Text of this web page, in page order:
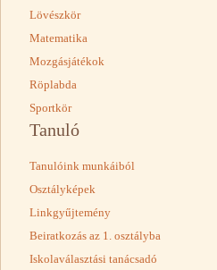
Lövészkör
Matematika
Mozgásjátékok
Röplabda
Sportkör
Tanuló
Tanulóink munkáiból
Osztályképek
Linkgyűjtemény
Beiratkozás az 1. osztályba
Iskolaválasztási tanácsadó